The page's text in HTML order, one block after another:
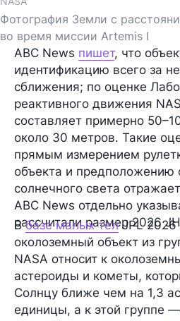
Фотография Земли с
во время миссии Artemis I
ABC News пишет, что
идентификацию всего за
сближения; по оценке
реактивного движения
составляет примерно
около 30 метров. Такие
прямым измерением
объекта и
солнечного света
ABC News отдельно
рассчитали размер 2026
Вбазе малых телJPL 2026
околоземный объект из
NASA относит к
астероиды и кометы,
Солнцу ближе чем на 1,3
единицы, а к этой группе